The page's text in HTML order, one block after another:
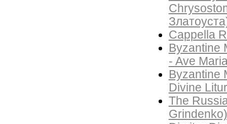
Cappella
Byzantine
- Ave
Byzantine
Divine
The